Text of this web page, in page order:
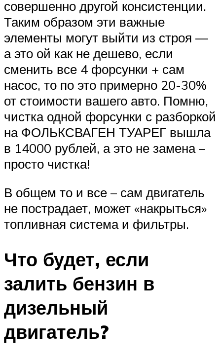
совершенно другой консистенции.
Таким образом эти важные
элементы могут выйти из строя —
а это ой как не дешево, если
сменить все 4 форсунки + сам
насос, то по это примерно 20-30%
от стоимости вашего авто. Помню,
чистка одной форсунки с разборкой
на ФОЛЬКСВАГЕН ТУАРЕГ вышла
в 14000 рублей, а это не замена –
просто чистка!
В общем то и все – сам двигатель
не пострадает, может «накрыться»
топливная система и фильтры.
Что будет, если
залить бензин в
дизельный
двигатель?